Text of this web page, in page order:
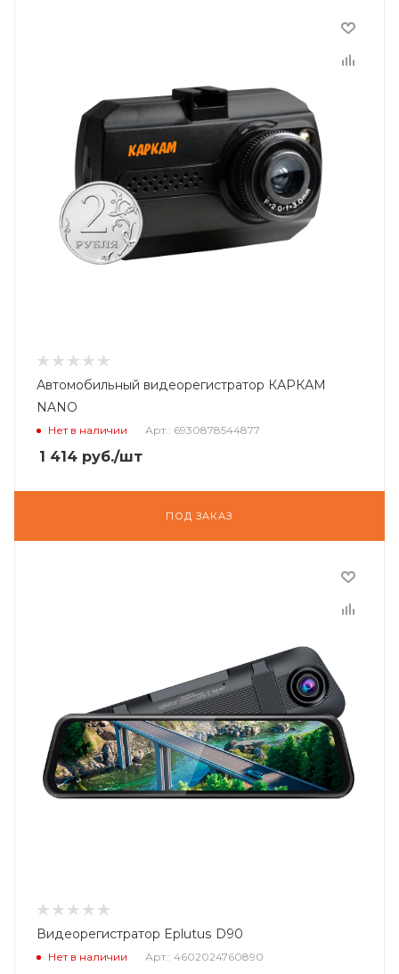
Автомобильный видеорегистратор КАРКАМ
NANO
Нет в наличии Арт.: 6930878544877
1 414 руб./шт
ПОД ЗАКАЗ
Видеорегистратор Eplutus D90
Нет в наличии Арт.: 4602024760890